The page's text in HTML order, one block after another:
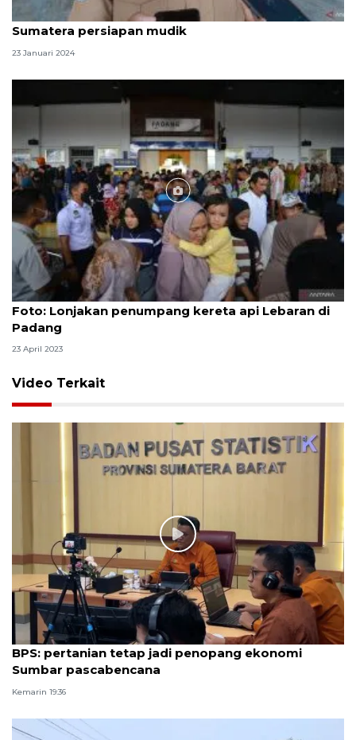
Bengkulu: Pemerintah perbaiki Jalur Lintas
Sumatera persiapan mudik
23 Januari 2024
Foto
Foto: Lonjakan penumpang kereta api Lebaran di
Padang
23 April 2023
Video Terkait
BPS: pertanian tetap jadi penopang ekonomi
Sumbar pascabencana
Kemarin 19:36